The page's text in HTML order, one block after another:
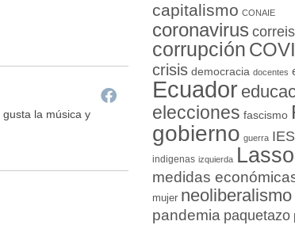
la música y
capitalismo CONAIE
coronavirus
corrupción
crisis democracia docentes
Ecuador
elecciones fascismo
gobierno guerra
indigenas izquierda Lasso
medidas
mujer neoliberalismo
pandemia paquetazo